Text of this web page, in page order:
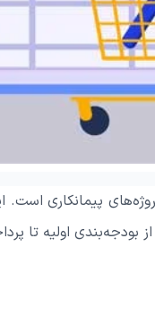
پیمانکاری
اولیه تا